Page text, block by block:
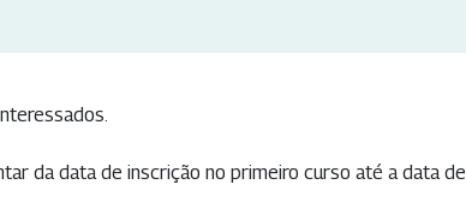
da data de inscrição no primeiro curso até a data de